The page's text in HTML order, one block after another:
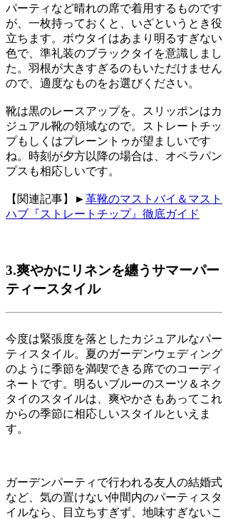
パーティなど晴れの席で着用するものです
が、一枚持っておくと、いざというとき役
立ちます。ボウタイはあまり明るすぎない
色で、準礼装のブラックタイを意識しまし
た。羽根が大きすぎるのもいただけません
ので、適度なものをお選びください。
靴は黒のレースアップを。スリッポンはカ
ジュアル靴の領域なので。ストレートチッ
プもしくはプレーントゥが望ましいです
ね。時刻が夕方以降の場合は、オペラパン
プスも相応しいです。
【関連記事】►革靴のマストバイ＆マスト
ハブ『ストレートチップ』徹底ガイド
3.爽やかにリネンを纏うサマーパー
ティースタイル
今度は緊張度を落としたカジュアルなパー
ティスタイル。夏のガーデンウェディング
のように季節を満喫できる席でのコーディ
ネートです。明るいブルーのスーツ＆ネク
タイのスタイルは、爽やかさもあってこれ
からの季節に相応しいスタイルといえま
す。
ガーデンパーティで行われる友人の結婚式
など、気の置けない仲間内のパーティスタ
イルなら、目立ちすぎず、地味すぎないこ